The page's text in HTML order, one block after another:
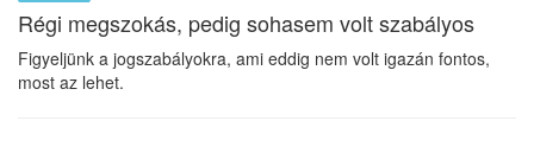
Régi megszokás, pedig sohasem volt szabályos
Figyeljünk a jogszabályokra, ami eddig nem volt igazán fontos,
most az lehet.